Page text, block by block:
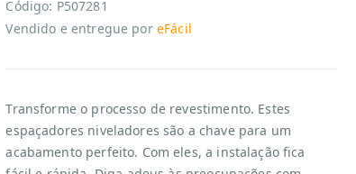
Código: P507281
Vendido e entregue por eFácil
Transforme o processo de revestimento. Estes
espaçadores niveladores são a chave para um
acabamento perfeito. Com eles, a instalação fica